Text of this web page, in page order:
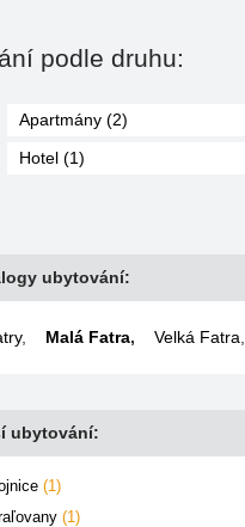
podle druhu:
Apartmány (2)
Hotel (1)
ubytování:
, Malá Fatra, Velká Fatra,
ubytování:
1
1